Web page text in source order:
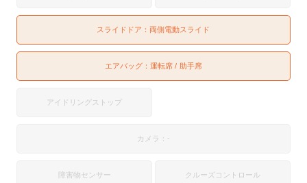
スライドドア： 両側電動スライド
エアバッグ： 運転席 助手席
アイドリングストップ
カメラ：-
障害物センサー クルーズコントロール